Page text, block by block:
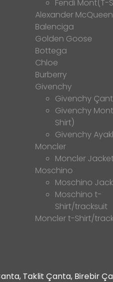
Fendi Mont(T-
Alexander McQueen
Balenciga
Golden Goose
Bottega
Chloe
Burberry
Givenchy
Givenchy
Givenchy
Shirt)
Givenchy
Moncler
Moncler
Moschino
Moschino
Moschino t-
Shirt/tracksuit
Moncler t-Shirt/
Taklit Çanta, Birebir